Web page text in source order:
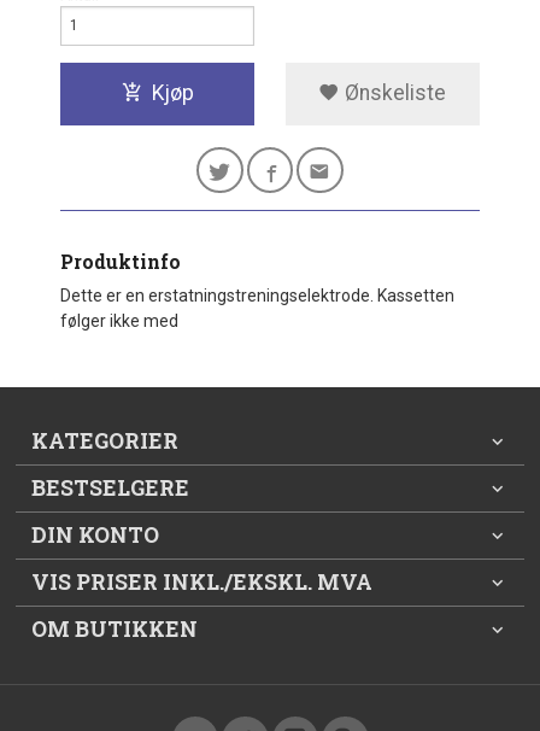
Kjøp Ønskeliste
Produktinfo
Dette er en erstatningstreningselektrode. Kassetten
følger ikke med
KATEGORIER
BESTSELGERE
DIN KONTO
VIS PRISER INKL./EKSKL. MVA
OM BUTIKKEN